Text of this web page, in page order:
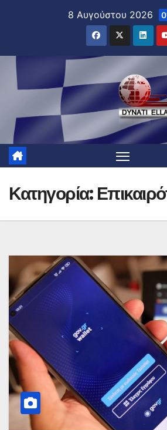
8 Αυγούστου 2026
Κατηγορία: